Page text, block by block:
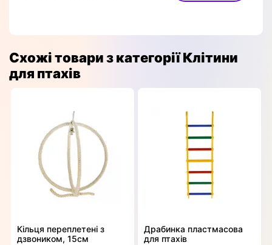
Схожі товари з категорії Клітини
для птахів
Кільця переплетені з
дзвоником, 15см
Драбинка пластмасова
для птахів